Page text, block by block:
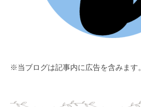
※当ブログは記事内に広告を含みます。